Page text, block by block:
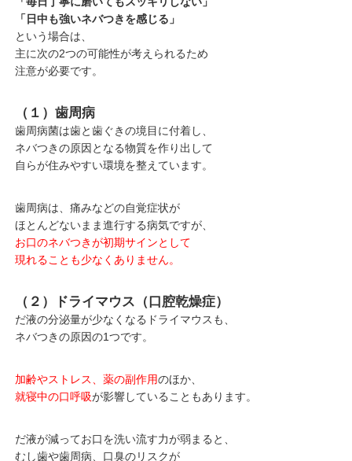
「日中も強いネバつきを感じる」
という場合は、
主に次の2つの可能性が考えられるため
注意が必要です。
（１）歯周病
歯周病菌は歯と歯ぐきの境目に付着し、
ネバつきの原因となる物質を作り出して
自らが住みやすい環境を整えています。
歯周病は、痛みなどの自覚症状が
ほとんどないまま進行する病気ですが、
お口のネバつきが初期サインとして
現れることも少なくありません。
（２）ドライマウス（口腔乾燥症）
だ液の分泌量が少なくなるドライマウスも、
ネバつきの原因の1つです。
加齢やストレス、薬の副作用のほか、
就寝中の口呼吸が影響していることもあります。
だ液が減ってお口を洗い流す力が弱まると、
むし歯や歯周病、口臭のリスクが